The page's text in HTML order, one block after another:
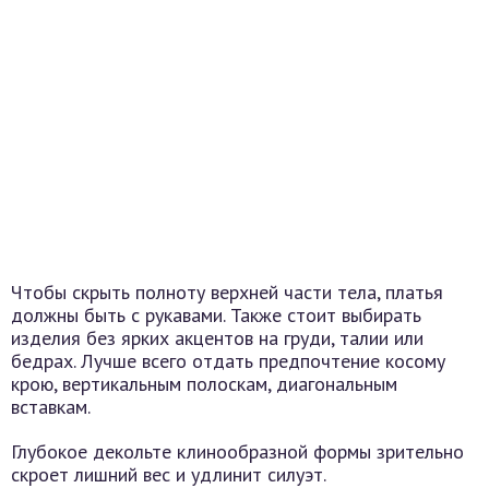
Чтобы скрыть полноту верхней части тела, платья
должны быть с рукавами. Также стоит выбирать
изделия без ярких акцентов на груди, талии или
бедрах. Лучше всего отдать предпочтение косому
крою, вертикальным полоскам, диагональным
вставкам.
Глубокое декольте клинообразной формы зрительно
скроет лишний вес и удлинит силуэт.